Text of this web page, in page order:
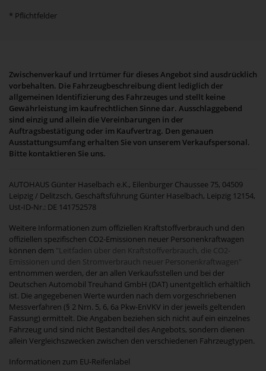
* Pflichtfelder
Zwischenverkauf und Irrtümer für dieses Angebot sind ausdrücklich
vorbehalten. Die Fahrzeugbeschreibung dient lediglich der
allgemeinen Identifizierung des Fahrzeuges und stellt keine
Gewährleistung im kaufrechtlichen Sinne dar. Ausschlaggebend
sind einzig und allein die Vereinbarungen in der
Auftragsbestätigung oder im Kaufvertrag. Den genauen
Ausstattungsumfang erhalten Sie von unserem Verkaufspersonal.
Bitte kontaktieren Sie uns.
AUTOHAUS Günter Haselbach e.K., Eilenburger Chaussee 75, 04509
Leipzig / Delitzsch, Geschäftsführung Günter Haselbach, Leipzig 12154,
Ust-ID-Nr.: DE 141752578
Weitere Informationen zum offiziellen Kraftstoffverbrauch und den
offiziellen spezifischen CO2-Emissionen neuer Personenkraftwagen
können dem "Leitfaden über den Kraftstoffverbrauch, die CO2-
Emissionen und den Stromverbrauch neuer Personenkraftwagen"
entnommen werden, der an allen Verkaufsstellen und bei der
Deutschen Automobil Treuhand GmbH (DAT) unentgeltlich erhältlich
ist. Die angegebenen Werte wurden nach dem vorgeschriebenen
Messverfahren (§ 2 Nrn. 5, 6, 6a Pkw-EnVKV in der jeweils geltenden
Fassung) ermittelt. Die Angaben beziehen sich nicht auf ein einzelnes
Fahrzeug und sind nicht Bestandteil des Angebots, sondern dienen
allein Vergleichszwecken zwischen den verschiedenen Fahrzeugtypen.
Informationen zum EU-Reifenlabel